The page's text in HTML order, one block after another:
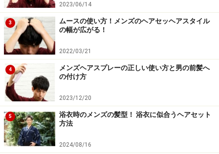
次のページは「ひし形ショート」を詳しくご紹介しま
す。
※記事内容は執筆時点のものです。最新の内容をご確認くださ
い。
1/2 次のページへ
2023/06/14
3
ムースの使い方！メンズのヘアセッヘアスタイル
の幅が広がる！
2022/03/21
4
メンズヘアスプレーの正しい使い方と男の前髪へ
の付け方
2023/12/20
5
浴衣時のメンズの髪型！ 浴衣に似合うヘアセット
方法
2024/08/16